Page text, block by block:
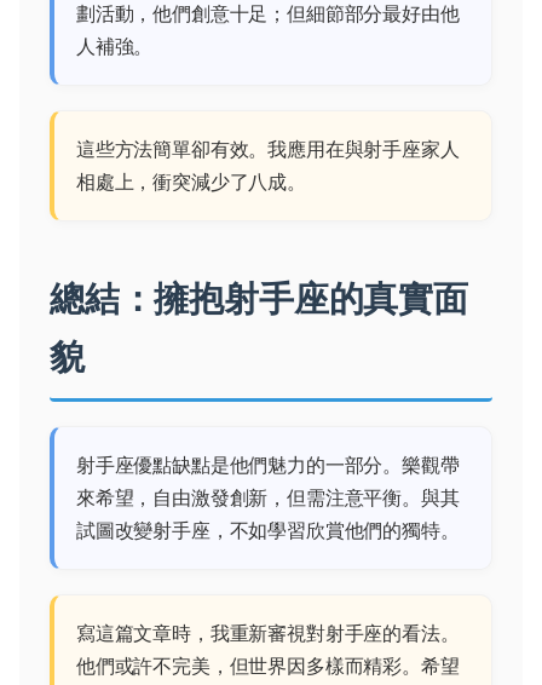
劃活動，他們創意十足；但細節部分最好由他
人補強。
這些方法簡單卻有效。我應用在與射手座家人
相處上，衝突減少了八成。
總結：擁抱射手座的真實面
貌
射手座優點缺點是他們魅力的一部分。樂觀帶
來希望，自由激發創新，但需注意平衡。與其
試圖改變射手座，不如學習欣賞他們的獨特。
寫這篇文章時，我重新審視對射手座的看法。
他們或許不完美，但世界因多樣而精彩。希望